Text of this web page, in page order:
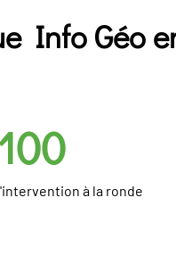
Info Géo
à la ronde